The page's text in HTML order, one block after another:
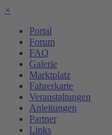
×
Portal
Forum
FAQ
Galerie
Marktplatz
Fahrerkarte
Veranstaltungen
Anleitungen
Partner
Links